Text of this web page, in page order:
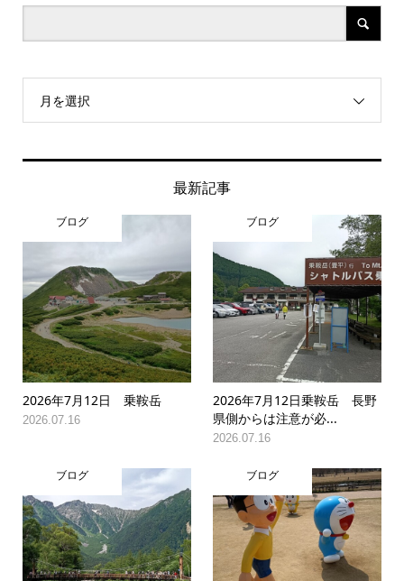
月を選択
最新記事
ブログ
2026年7月12日 乗鞍岳
2026.07.16
ブログ
2026年7月12日乗鞍岳 長野
県側からは注意が必...
2026.07.16
ブログ ブログ